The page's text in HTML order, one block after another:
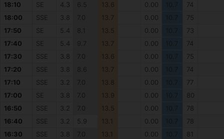
18:10
SE 4.3 6.5 13.6 0.00
74
18:00
SSE 3.8 7.0 13.7 0.00
75
17:50
SE 5.4 8.1 13.5 0.00
73
17:40
SE 5.4 9.7 13.7 0.00
74
17:30
SSE 3.8 7.0 13.6 0.00
75
17:20
SSE 3.8 8.6 13.7 0.00
74
17:10
SSE 3.2 7.0 13.8 0.00
77
17:00
SE 3.8 7.0 13.9 0.00
80
16:50
SSE 3.2 7.0 13.5 0.00
78
16:40
SSE 3.2 5.9 13.1 0.00
78
16:30
SSE 3.8 7.0 13.1 0.00
81